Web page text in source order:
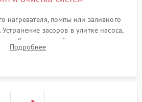
нагревателя, помпы или заливного
засоров в улитке насоса,
Компонентный ремонт платы
поврежденной проводки.
Подробнее